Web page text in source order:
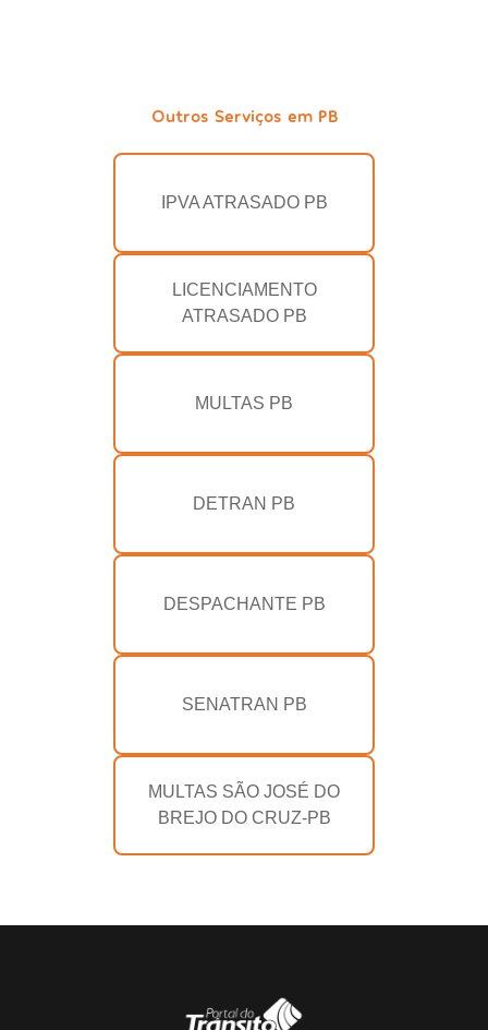
Outros Serviços em PB
IPVA ATRASADO PB
LICENCIAMENTO
ATRASADO PB
MULTAS PB
DETRAN PB
DESPACHANTE PB
SENATRAN PB
MULTAS SÃO JOSÉ DO
BREJO DO CRUZ-PB